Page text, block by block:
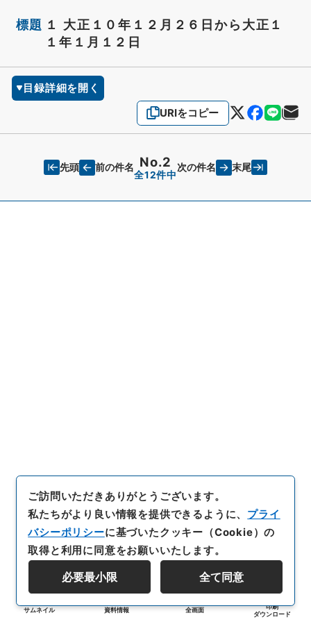
標題 １ 大正１０年１２月２６日から大正１
１年１月１２日
目録詳細を開く
URIをコピー
先頭 前の件名 No.2
全12件中
次の件名 末尾
サムネイル 資料情報 全画面
印刷
ダウンロード
ご訪問いただきありがとうございます。
私たちがより良い情報を提供できるように、 プライ
バシーポリシーに基づいたクッキー（Cookie）の
取得と利用に同意をお願いいたします。
必要最小限 全て同意